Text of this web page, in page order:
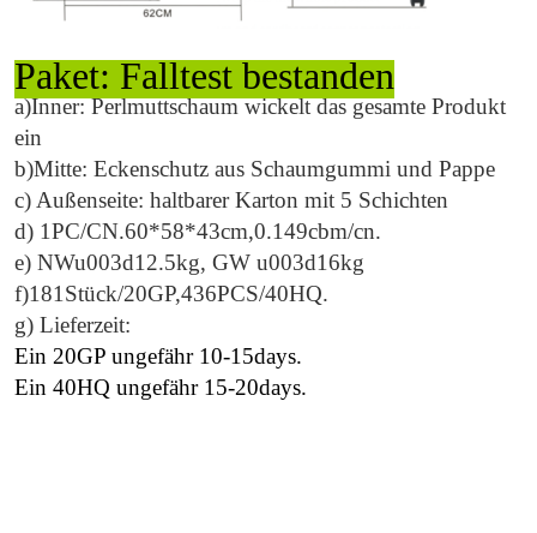
Paket: Falltest bestanden
a)Inner: Perlmuttschaum wickelt das gesamte Produkt
ein
b)Mitte: Eckenschutz aus Schaumgummi und Pappe
c) Außenseite: haltbarer Karton mit 5 Schichten
d) 1PC/CN.60*58*43cm,0.149cbm/cn.
e) NWu003d12.5kg, GW u003d16kg
f)181Stück/20GP,436PCS/40HQ.
g) Lieferzeit:
Ein 20GP ungefähr 10-15days.
Ein 40HQ ungefähr 15-20days.